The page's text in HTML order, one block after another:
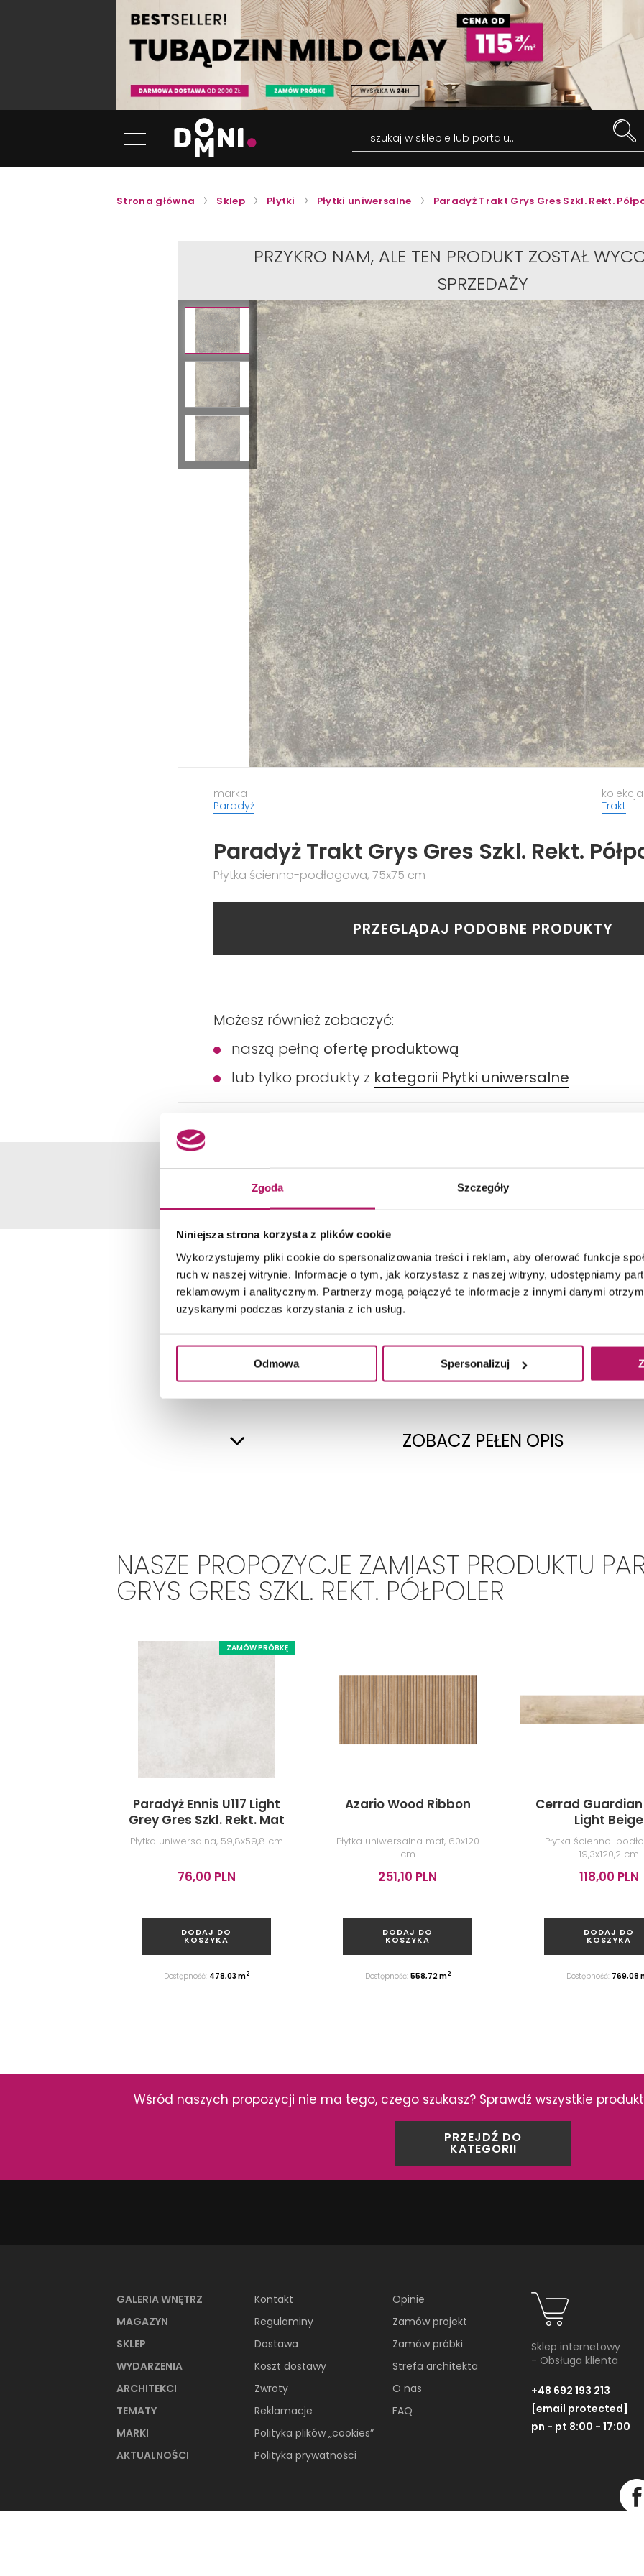
Zgoda Szczegóły
Niniejsza strona korzysta z plików cookie
Wykorzystujemy pliki cookie do spersonalizowania treści i reklam, aby oferować funkcje
ruch w naszej witrynie. Informacje o tym, jak korzystasz z naszej witryny, udostępniamy
reklamowym i analitycznym. Partnerzy mogą połączyć te informacje z innymi danymi
uzyskanymi podczas korzystania z ich usług.
Odmowa Spersonalizuj
szukaj w sklepie lub portalu...
Strona główna Sklep Płytki Płytki uniwersalne Paradyż Trakt Grys Gres Szkl. Rekt.
PRZYKRO NAM, ALE TEN PRODUKT ZOSTAŁ
SPRZEDAŻY
marka
Paradyż
kolekcja
Trakt
Paradyż Trakt Grys Gres Szkl. Rekt.
Płytka ścienno-podłogowa, 75x75 cm
PRZEGLĄDAJ PODOBNE PRODUKTY
Możesz również zobaczyć:
naszą pełną ofertę produktową
lub tylko produkty z kategorii Płytki uniwersalne
PRODUKTY Z KOLEKCJI
DANE TECHNICZNE
Format: 75 x 75
PRODUKTY Z KOLEKCJI
ZOBACZ PEŁEN OPIS
NASZE PROPOZYCJE ZAMIAST PRODUKTU
GRYS GRES SZKL. REKT. PÓŁPOLER
ZAMÓW PRÓBKĘ
Paradyż Ennis U117 Light
Grey Gres Szkl. Rekt. Mat
Płytka uniwersalna, 59,8x59,8 cm
76,00 PLN
DODAJ DO
KOSZYKA
Dostępność: 478,03 m2
Azario Wood Ribbon
Płytka uniwersalna mat, 60x120
cm
251,10 PLN
DODAJ DO
KOSZYKA
Dostępność: 558,72 m2
Cerrad
Light Beige
Płytka ścienno-
19,3x120,2 cm
118,00 PLN
DODAJ DO
KOSZYKA
Dostępność: 769,08
Wśród naszych propozycji nie ma tego, czego szukasz? Sprawdź wszystkie
PRZEJDŹ DO
KATEGORII
GALERIA WNĘTRZ
MAGAZYN
SKLEP
WYDARZENIA
ARCHITEKCI
TEMATY
MARKI
AKTUALNOŚCI
Kontakt
Regulaminy
Dostawa
Koszt dostawy
Zwroty
Reklamacje
Polityka plików „cookies”
Polityka prywatności
Opinie
Zamów projekt
Zamów próbki
Strefa architekta
O nas
FAQ
Sklep internetowy
- Obsługa klienta
+48 692 193 213
[email protected]
pn - pt 8:00 - 17:00